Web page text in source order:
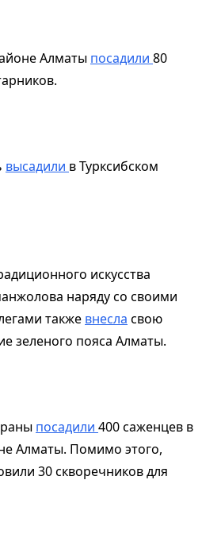
Алматы посадили 80
высадили в Турксибском
искусства
наряду со своими
также внесла свою
зеленого пояса Алматы.
посадили 400 саженцев в
Алматы. Помимо этого,
30 скворечников для